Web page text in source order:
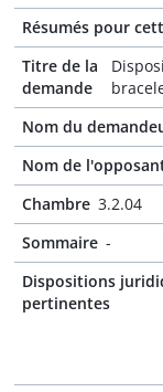
Résumés pour
Titre de la
demande
Nom du
Nom de
Chambre 3.2.04
Sommaire -
Dispositions
pertinentes